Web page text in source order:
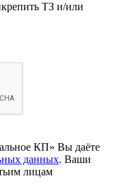
ТЗ и/или
КП» Вы даёте
данных. Ваши
лицам